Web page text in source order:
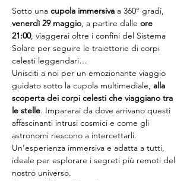
Sotto una cupola immersiva a 360° gradi,
venerdì 29 maggio, a partire dalle ore
21:00, viaggerai oltre i confini del Sistema
Solare per seguire le traiettorie di corpi
celesti leggendari…
Unisciti a noi per un emozionante viaggio
guidato sotto la cupola multimediale, alla
scoperta dei corpi celesti che viaggiano tra
le stelle. Imparerai da dove arrivano questi
affascinanti intrusi cosmici e come gli
astronomi riescono a intercettarli.
Un’esperienza immersiva e adatta a tutti,
ideale per esplorare i segreti più remoti del
nostro universo.